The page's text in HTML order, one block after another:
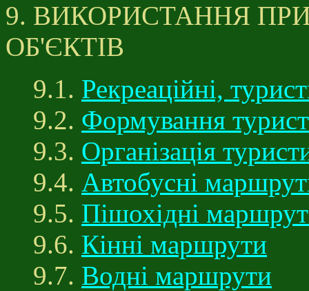
9. ВИКОРИСТАННЯ
ОБ'ЄКТІВ
9.1. Рекреаційні,
9.2. Формування
9.3. Організація
9.4. Автобусні
9.5. Пішохідні
9.6. Кінні маршрути
9.7. Водні маршрути